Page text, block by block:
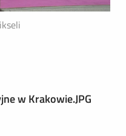
w Krakowie.JPG